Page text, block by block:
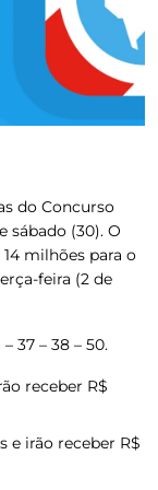
do Concurso
sábado (30). O
milhões para o
feira (2 de
37 – 38 – 50.
receber R$
e irão receber R$